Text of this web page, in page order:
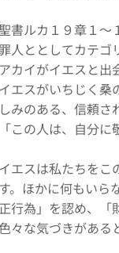
書ルカ１９章１～
人ととしてカテゴ
アカイがイエスと出
イエスがいちじく桑
しみのある、信頼
「この人は、自分
イエスは私たちをこ
す。ほかに何もいら
正行為」を認め、「
々な気づきがあ